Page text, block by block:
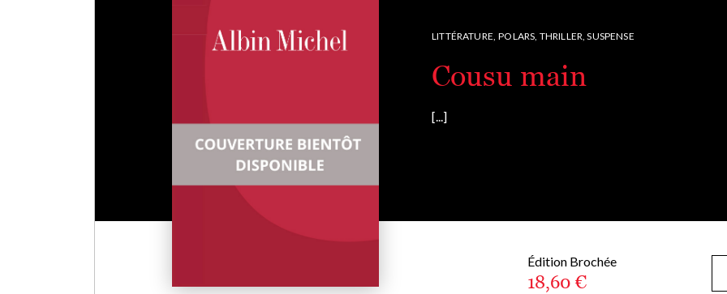
LITTÉRATURE, POLARS, THRILLER, SUSPENSE
Cousu main
[...]
Édition Brochée
18,60 €